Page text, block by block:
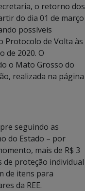
o retorno dos
do dia 01 de março
possíveis
Protocolo de Volta às
de 2020. O
o Mato Grosso do
realizada na página
seguindo as
do Estado – por
mais de R$ 3
de proteção individual
de itens para
da REE.